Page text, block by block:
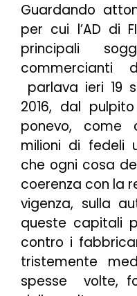
Guardando
per cui l’AD di
principali
parlava ieri 19
2016, dal pulpito
ponevo, come
milioni di fedeli
che ogni cosa
coerenza con la
vigenza, sulla
queste capitali
contro i
tristemente
spesse volte,